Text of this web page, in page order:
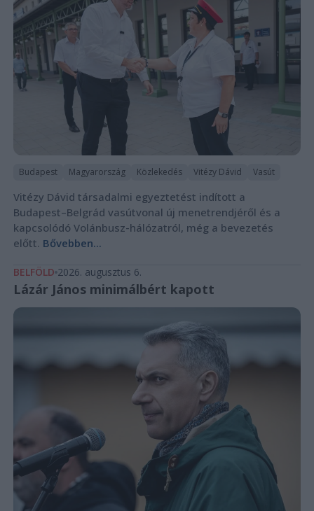
Budapest Magyarország Közlekedés Vitézy Dávid Vasút
Vitézy Dávid társadalmi egyeztetést indított a
Budapest–Belgrád vasútvonal új menetrendjéről és a
kapcsolódó Volánbusz-hálózatról, még a bevezetés
előtt. Bővebben...
BELFÖLD 2026. augusztus 6.
Lázár János minimálbért kapott